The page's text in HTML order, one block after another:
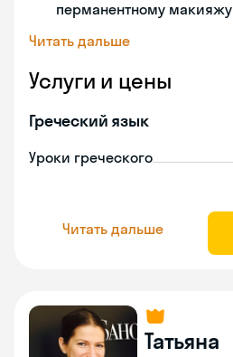
перманентному макияжу
Читать дальше
Услуги и цены
Греческий язык
Уроки греческого
Читать дальше
Татьяна